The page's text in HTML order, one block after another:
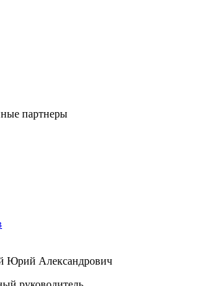
партнеры
Юрий Александрович